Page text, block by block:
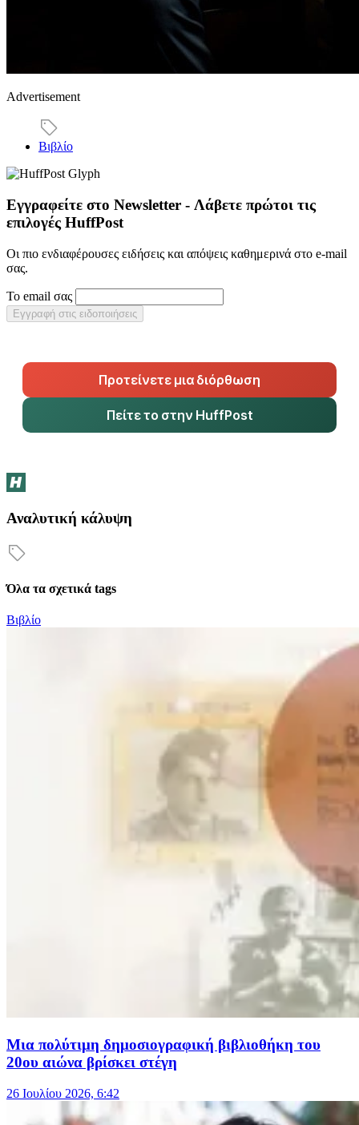
Advertisement
Βιβλίο
Εγγραφείτε στο Newsletter - Λάβετε πρώτοι τις
επιλογές HuffPost
Οι πιο ενδιαφέρουσες ειδήσεις και απόψεις καθημερινά στο e-mail
σας.
Το email σας
Εγγραφή στις ειδοποιήσεις
Προτείνετε μια διόρθωση
Πείτε το στην HuffPost
Αναλυτική κάλυψη
Όλα τα σχετικά tags
Βιβλίο
Μια πολύτιμη δημοσιογραφική βιβλιοθήκη του
20ου αιώνα βρίσκει στέγη
26 Ιουλίου 2026, 6:42